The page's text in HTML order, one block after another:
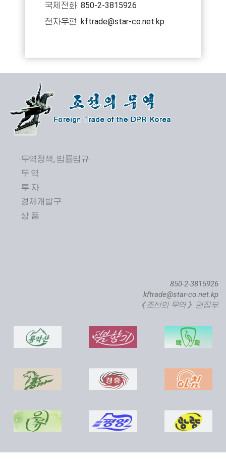
국제전화: 850-2-3815926
전자우편: kftrade@star-co.net.kp
무역정책, 법률법규
무 역
투 자
경제개발구
상 품
850-2-3815926
kftrade@star-co.net.kp
《조선의 무역》 편집부